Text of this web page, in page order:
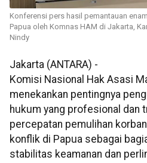
Konferensi pers hasil pemantauan
Papua oleh Komnas HAM di Jakarta,
Nindy
Jakarta (ANTARA) -
Komisi Nasional Hak Asasi
menekankan pentingnya
hukum yang profesional dan
percepatan pemulihan
konflik di Papua sebagai
stabilitas keamanan dan